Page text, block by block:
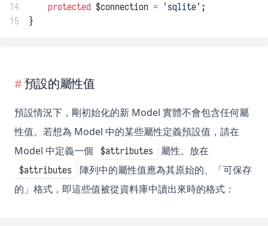
14
protected $connection = 'sqlite' ;
15
}
預設的屬性值
預設情況下，剛初始化的新 Model 實體不會包含任何屬
性值。若想為 Model 中的某些屬性定義預設值，請在
Model 中定義一個
$attributes 屬性。放在
$attributes
陣列中的屬性值應為其原始的、「可保存
的」格式，即這些值被從資料庫中讀出來時的格式：